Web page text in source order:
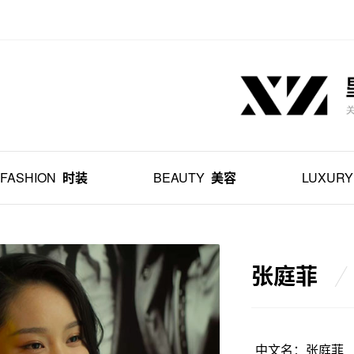
FASHION 时装 BEAUTY 美容 LUXURY
张庭菲
中文名：张庭菲